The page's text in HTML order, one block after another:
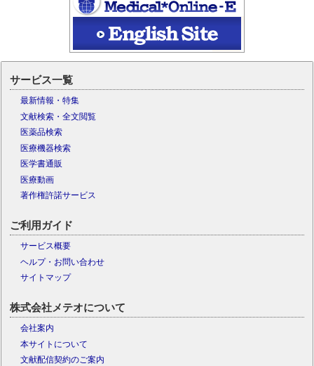
サービス一覧
最新情報・特集
文献検索・全文閲覧
医薬品検索
医療機器検索
医学書通販
医療動画
著作権許諾サービス
ご利用ガイド
サービス概要
ヘルプ・お問い合わせ
サイトマップ
株式会社メテオについて
会社案内
本サイトについて
文献配信契約のご案内